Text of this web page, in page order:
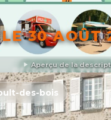
Aperçu de la
LE 30 AOÛT
DÉCOUVRIR
des-bois